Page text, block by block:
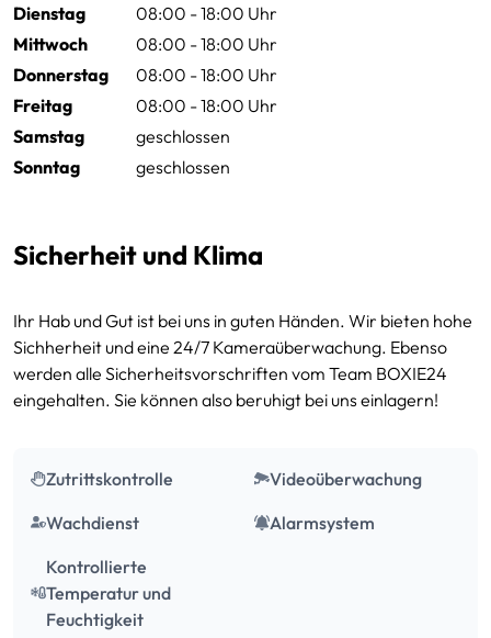
ca. 21,00 m³
8 m²
ca. 24,00 m³
229.99 € / Monat
inkl. MwSt.
Wenn Sie den Platz kleiner oder mittlerer Garagen
benötigen, werden Sie in dieser Kategorie fündig. Sie bietet
Platz für die Einrichtung großer Wohnungen und natürlich
für die Einlagerung von Möbeln, Hausrat, großer
9 m²
ca. 27,00 m³
239.99 € / Monat
10 m²
ca. 30,00 m³
Dienstag
08:00 - 18:00 Uhr
Mittwoch
08:00 - 18:00 Uhr
Donnerstag
08:00 - 18:00 Uhr
Freitag
08:00 - 18:00 Uhr
Samstag
geschlossen
Sonntag
geschlossen
Sicherheit und Klima
Ihr Hab und Gut ist bei uns in guten Händen. Wir bieten hohe
Sichherheit und eine 24/7 Kameraüberwachung. Ebenso
werden alle Sicherheitsvorschriften vom Team BOXIE24
eingehalten. Sie können also beruhigt bei uns einlagern!
Zutrittskontrolle
Videoüberwachung
Wachdienst
Alarmsystem
Kontrollierte
Temperatur und
Feuchtigkeit